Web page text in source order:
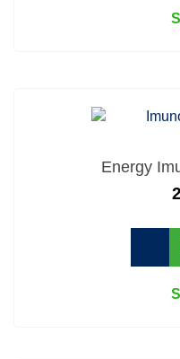
Energy